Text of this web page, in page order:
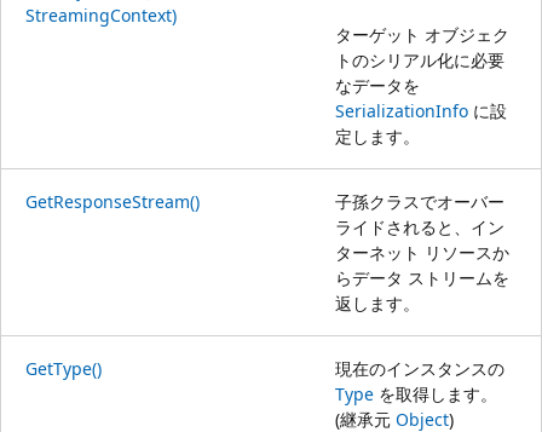
StreamingContext)
ターゲット オブジェク
トのシリアル化に必要
なデータを
SerializationInfo に設
定します。
GetResponseStream()
子孫クラスでオーバー
ライドされると、イン
ターネット リソースか
らデータ ストリームを
返します。
GetType()
現在のインスタンスの
Type を取得します。
(継承元 Object)